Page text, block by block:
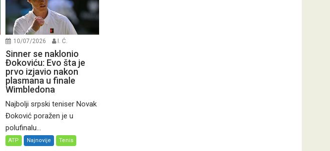
10/07/2026 I. Ć.
Sinner se naklonio
Đokoviću: Evo šta je
prvo izjavio nakon
plasmana u finale
Wimbledona
Najbolji srpski teniser Novak
Đoković poražen je u
polufinalu...
ATP Najnovije Tenis